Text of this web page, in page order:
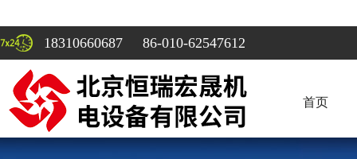
18310660687 86-010-62547612
首页